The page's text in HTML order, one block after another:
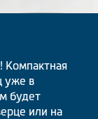
Компактная
уже в
будет
или на